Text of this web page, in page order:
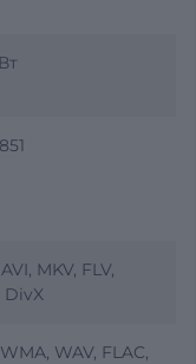
MKV, FLV,
DivX
WAV, FLAC,